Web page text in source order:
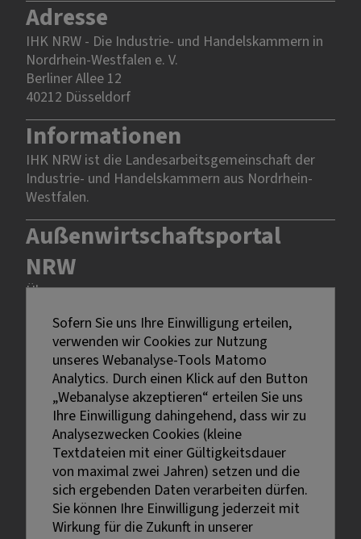
Adresse
IHK NRW - Die Industrie- und Handelskammern in
Nordrhein-Westfalen e. V.
Berliner Allee 12
40212 Düsseldorf
Informationen
IHK NRW ist die Landesarbeitsgemeinschaft der
Industrie- und Handelskammern aus Nordrhein-
Westfalen.
Außenwirtschaftsportal
NRW
Über uns
Rechtliches
Impressum
Datenschutz
Erklärung zur Barrierefreiheit
Externe Links sind mit dem Symbol
gekennzeichnet.
Sofern Sie uns Ihre Einwilligung erteilen,
verwenden wir Cookies zur Nutzung
unseres Webanalyse-Tools Matomo
Analytics. Durch einen Klick auf den Button
„Webanalyse akzeptieren“ erteilen Sie uns
Ihre Einwilligung dahingehend, dass wir zu
Analysezwecken Cookies (kleine
Textdateien mit einer Gültigkeitsdauer
von maximal zwei Jahren) setzen und die
sich ergebenden Daten verarbeiten dürfen.
Sie können Ihre Einwilligung jederzeit mit
Wirkung für die Zukunft in unserer